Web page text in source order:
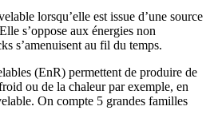
lorsqu’elle est issue d’une source
s’oppose aux énergies non
s’amenuisent au fil du temps.
(EnR) permettent de produire de
ou de la chaleur par exemple, en
On compte 5 grandes familles